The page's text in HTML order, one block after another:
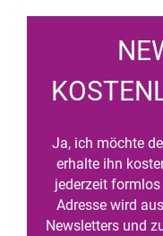
Ja, ich möchte
erhalte ihn
jederzeit
Adresse wird
Newsletters und